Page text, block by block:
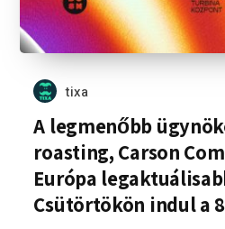
tixa
A legmenőbb
roasting, Carson
Európa
Csütörtökön indul a